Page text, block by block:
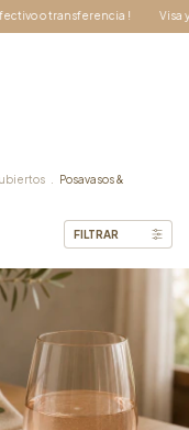
Visa y MasterCard 3 & 6
Posavasos &
FILTRAR